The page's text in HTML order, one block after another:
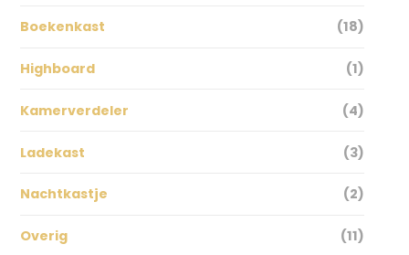
Boekenkast (18)
Highboard (1)
Kamerverdeler (4)
Ladekast (3)
Nachtkastje (2)
Overig (11)